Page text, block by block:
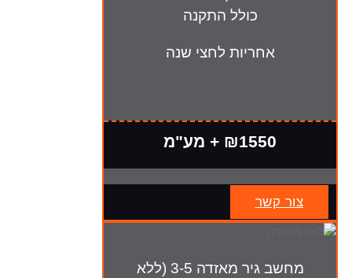
כולל התקנה
אחריות לחצי שנה
₪1550 + מע"מ
צור קשר
מחשב גיר מאזדה 3-5 (ללא